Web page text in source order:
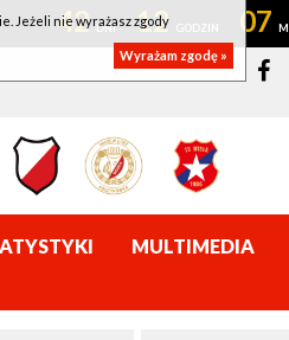
42 12 07
MULTIMEDIA
Jeżeli nie wyrażasz zgody
Wyrażam zgodę »